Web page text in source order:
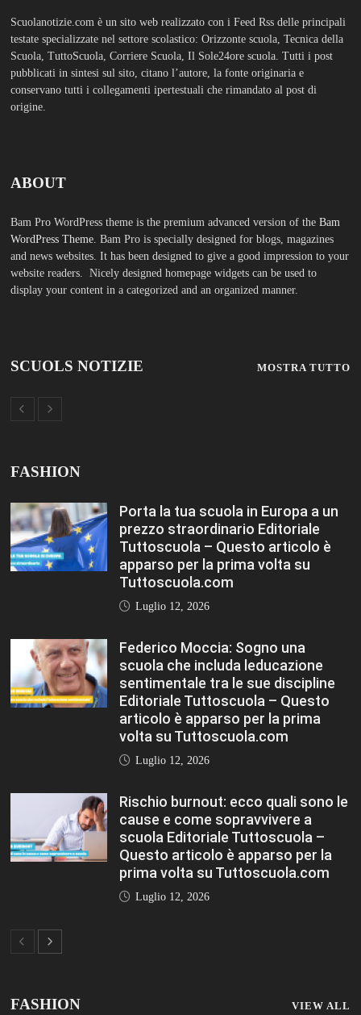
Scuolanotizie.com è un sito web realizzato con i Feed Rss delle principali
testate specializzate nel settore scolastico: Orizzonte scuola, Tecnica della
Scuola, TuttoScuola, Corriere Scuola, Il Sole24ore scuola. Tutti i post
pubblicati in sintesi sul sito, citano l’autore, la fonte originaria e
conservano tutti i collegamenti ipertestuali che rimandato al post di
origine.
ABOUT
Bam Pro WordPress theme is the premium advanced version of the Bam
WordPress Theme. Bam Pro is specially designed for blogs, magazines
and news websites. It has been designed to give a good impression to your
website readers. Nicely designed homepage widgets can be used to
display your content in a categorized and an organized manner.
SCUOLS NOTIZIE MOSTRA TUTTO
FASHION
Porta la tua scuola in Europa a un
prezzo straordinario Editoriale
Tuttoscuola – Questo articolo è
apparso per la prima volta su
Tuttoscuola.com
Luglio 12, 2026
Federico Moccia: Sogno una
scuola che includa leducazione
sentimentale tra le sue discipline
Editoriale Tuttoscuola – Questo
articolo è apparso per la prima
volta su Tuttoscuola.com
Luglio 12, 2026
Rischio burnout: ecco quali sono le
cause e come sopravvivere a
scuola Editoriale Tuttoscuola –
Questo articolo è apparso per la
prima volta su Tuttoscuola.com
Luglio 12, 2026
FASHION VIEW ALL